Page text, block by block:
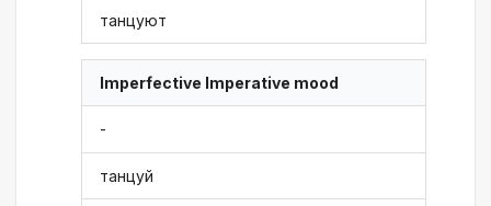
танцуют
Imperfective Imperative mood
-
танцуй